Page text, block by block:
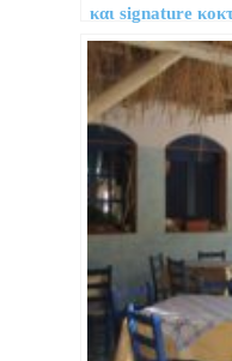
και signature